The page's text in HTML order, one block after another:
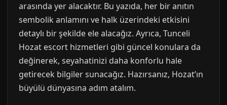
arasında yer alacaktır. Bu yazıda, her bir anıtın
sembolik anlamını ve halk üzerindeki etkisini
detaylı bir şekilde ele alacağız. Ayrıca, Tunceli
Hozat escort hizmetleri gibi güncel konulara da
değinerek, seyahatinizi daha konforlu hale
getirecek bilgiler sunacağız. Hazırsanız, Hozat’ın
büyülü dünyasına adım atalım.